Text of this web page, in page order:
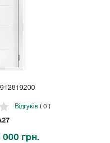
Відгуків( 0 )
000 грн.